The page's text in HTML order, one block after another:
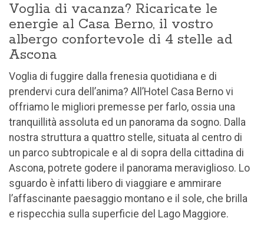
Voglia di vacanza? Ricaricate le
energie al Casa Berno, il vostro
albergo confortevole di 4 stelle ad
Ascona
Voglia di fuggire dalla frenesia quotidiana e di
prendervi cura dell’anima? All’Hotel Casa Berno vi
offriamo le migliori premesse per farlo, ossia una
tranquillità assoluta ed un panorama da sogno. Dalla
nostra struttura a quattro stelle, situata al centro di
un parco subtropicale e al di sopra della cittadina di
Ascona, potrete godere il panorama meraviglioso. Lo
sguardo è infatti libero di viaggiare e ammirare
l’affascinante paesaggio montano e il sole, che brilla
e rispecchia sulla superficie del Lago Maggiore.